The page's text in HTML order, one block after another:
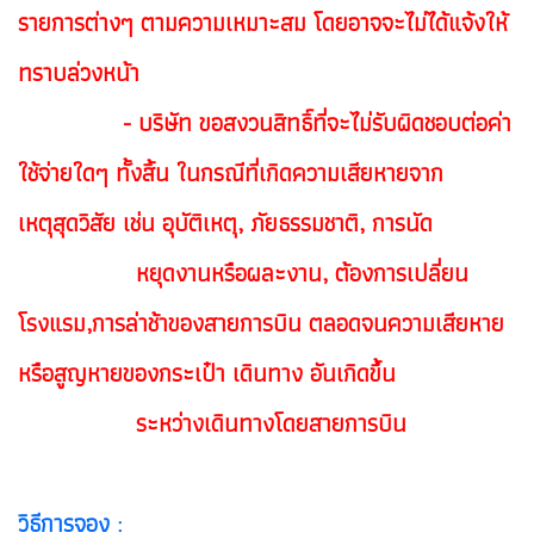
รายการต่างๆ ตามความเหมาะสม โดยอาจจะไม่ได้แจ้งให้
ทราบล่วงหน้า
- บริษัท ขอสงวนสิทธิ์ที่จะไม่รับผิดชอบต่อค่า
ใช้จ่ายใดๆ ทั้งสิ้น ในกรณีที่เกิดความเสียหายจาก
เหตุสุดวิสัย เช่น อุบัติเหตุ, ภัยธรรมชาติ, การนัด
หยุดงานหรือผละงาน, ต้องการเปลี่ยน
โรงแรม,การล่าช้าของสายการบิน ตลอดจนความเสียหาย
หรือสูญหายของกระเป๋า เดินทาง อันเกิดขึ้น
ระหว่างเดินทางโดยสายการบิน
วิธีการจอง :